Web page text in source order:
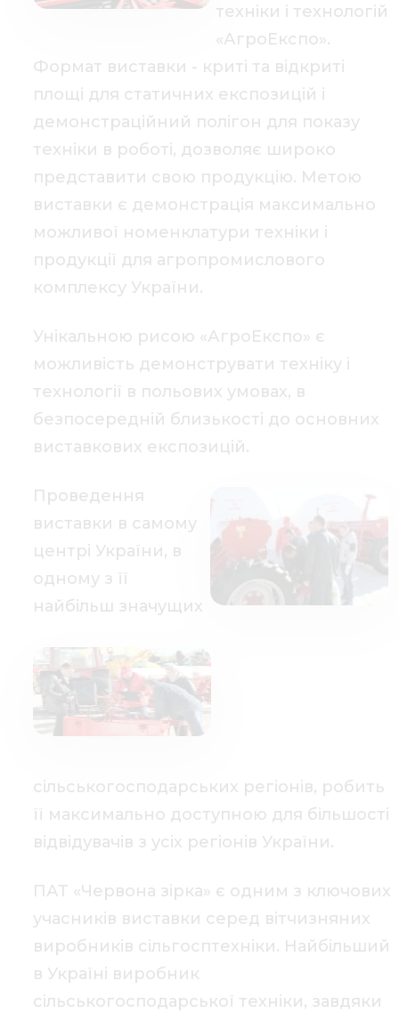
техніки і технологій
«АгроЕкспо».
Формат виставки - криті та відкриті
площі для статичних експозицій і
демонстраційний полігон для показу
техніки в роботі, дозволяє широко
представити свою продукцію. Метою
виставки є демонстрація максимально
можливої номенклатури техніки і
продукції для агропромислового
комплексу України.
Унікальною рисою «АгроЕкспо» є
можливість демонструвати техніку і
технології в польових умовах, в
безпосередній близькості до основних
виставкових експозицій.
Проведення
виставки в самому
центрі України, в
одному з її
найбільш значущих
сільськогосподарських регіонів, робить
її максимально доступною для більшості
відвідувачів з усіх регіонів України.
ПАТ «Червона зірка» є одним з ключових
учасників виставки серед вітчизняних
виробників сільгосптехніки. Найбільший
в Україні виробник
сільськогосподарської техніки, завдяки